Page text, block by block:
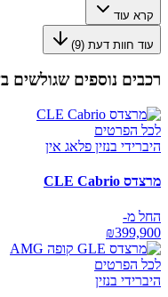
קרא עוד
עוד חוות דעת (9
)
רכבים נוספים שגולשים
לכל הפרטים
היברידי בנזין פלאג אין
מרצדס CLE Cabrio
החל מ-
₪399,900
לכל הפרטים
היברידי בנזין